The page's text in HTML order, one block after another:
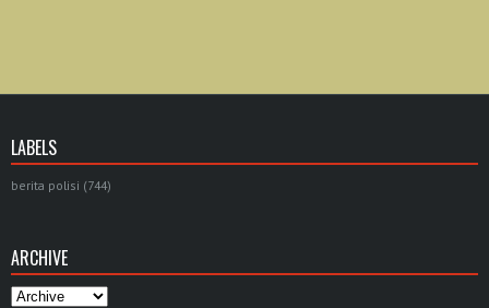
LABELS
berita polisi (744)
ARCHIVE